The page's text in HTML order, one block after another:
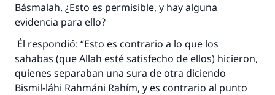
Básmalah. ¿Esto es permisible, y hay alguna
evidencia para ello?
Él respondió: “Esto es contrario a lo que los
sahabas (que Allah esté satisfecho de ellos) hicieron,
quienes separaban una sura de otra diciendo
Bismil-láhi Rahmáni Rahím, y es contrario al punto